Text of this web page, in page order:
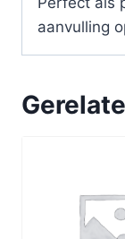
aanvulling